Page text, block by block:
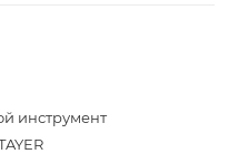
инструмент